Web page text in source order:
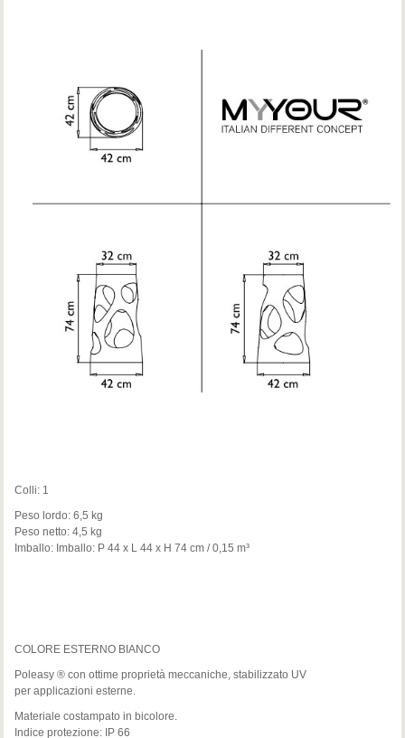
Colli: 1
Peso lordo: 6,5 kg
Peso netto: 4,5 kg
Imballo: Imballo: P 44 x L 44 x H 74 cm / 0,15 m³
COLORE ESTERNO BIANCO
Poleasy ® con ottime proprietà meccaniche, stabilizzato UV
per applicazioni esterne.
Materiale costampato in bicolore.
Indice protezione: IP 66